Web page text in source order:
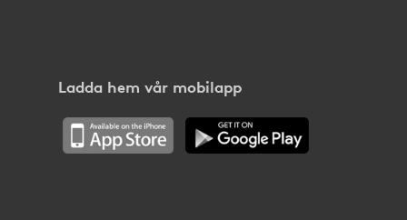
Ladda hem vår mobilapp